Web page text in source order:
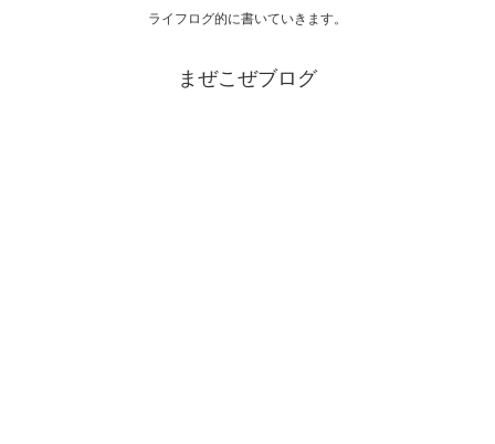
ライフログ的に書いていきます。
まぜこぜブログ